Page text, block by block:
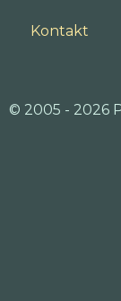
Kontakt
© 2005 - 2026